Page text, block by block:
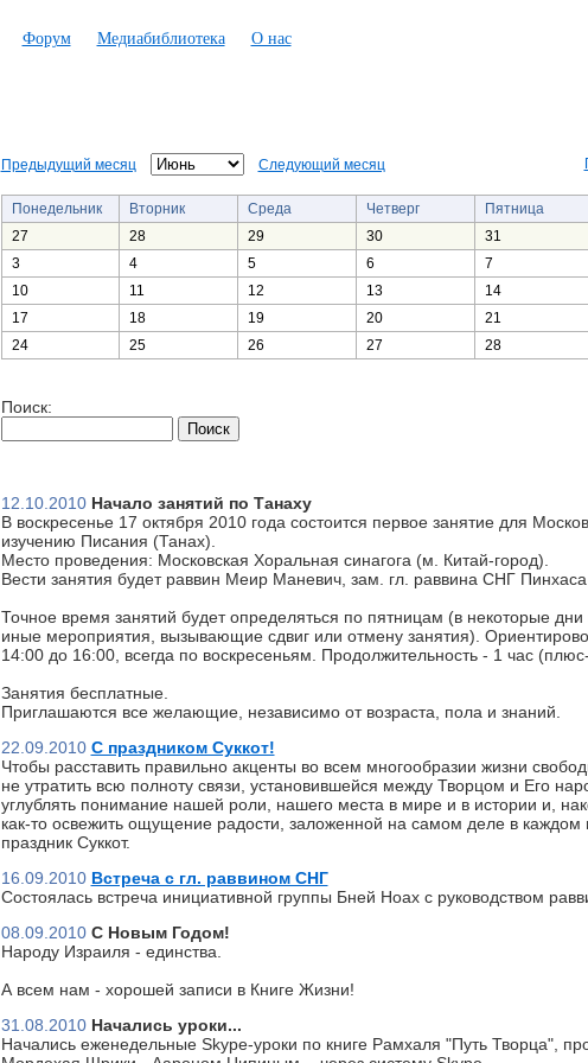
Форум Медиабиблиотека О нас
Предыдущий месяц Следующий месяц
Понедельник Вторник Среда Четверг Пятница
27
28 29 30 31
3
4 5 6 7
10
11 12 13 14
17
18 19 20 21
24
25 26 27 28
Поиск:
12.10.2010 Начало занятий по Танаху
В воскресенье 17 октября 2010 года состоится первое занятие для
изучению Писания (Танах).
Место проведения: Московская Хоральная синагога (м. Китай-город).
Вести занятия будет раввин Меир Маневич, зам. гл. раввина СНГ
Точное время занятий будет определяться по пятницам (в некоторые
иные мероприятия, вызывающие сдвиг или отмену занятия).
14:00 до 16:00, всегда по воскресеньям. Продолжительность - 1 час
Занятия бесплатные.
Приглашаются все желающие, независимо от возраста, пола и знаний.
22.09.2010 С праздником Суккот!
Чтобы расставить правильно акценты во всем многообразии жизни
не утратить всю полноту связи, установившейся между Творцом и Его
углублять понимание нашей роли, нашего места в мире и в истории и,
как-то освежить ощущение радости, заложенной на самом деле в
праздник Суккот.
16.09.2010 Встреча с гл. раввином СНГ
Состоялась встреча инициативной группы Бней Ноах с руководством
08.09.2010 С Новым Годом!
Народу Израиля - единства.
А всем нам - хорошей записи в Книге Жизни!
31.08.2010 Начались уроки...
Начались еженедельные Skype-уроки по книге Рамхаля "Путь Творца",